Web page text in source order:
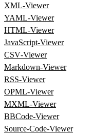
XML‑Viewer
YAML‑Viewer
HTML‑Viewer
JavaScript‑Viewer
CSV‑Viewer
Markdown‑Viewer
RSS‑Viewer
OPML‑Viewer
MXML‑Viewer
BBCode‑Viewer
Source‑Code‑Viewer